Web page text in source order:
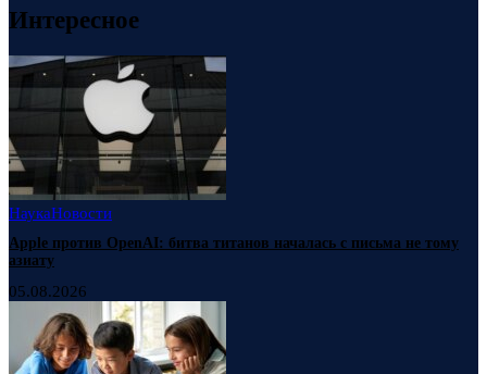
Интересное
НаукаНовости
Apple против OpenAI: битва титанов началась с письма не тому
азиату
05.08.2026